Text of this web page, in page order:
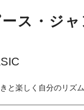
ス・ジ
と楽しく自分のリズ